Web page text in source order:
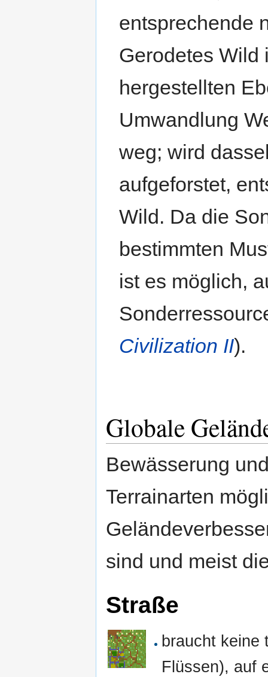
entsprechende
Gerodetes Wild
hergestellten
Umwandlung
weg; wird
aufgeforstet,
Wild. Da die
bestimmten
ist es möglich,
Civilization II).
Globale
Bewässerung
Terrainarten
sind und meist
Straße
braucht keine
Flüssen), auf